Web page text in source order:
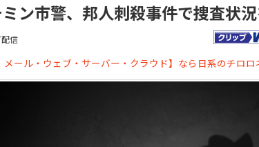
ン市警、邦人刺殺事件で捜査状
信
メール・ウェブ・サーバー・クラウド】なら日系のチロ